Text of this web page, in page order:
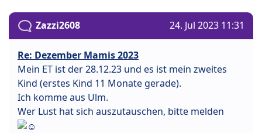
Zazzi2608 24. Jul 2023 11:31
Re: Dezember Mamis 2023
Mein ET ist der 28.12.23 und es ist mein zweites
Kind (erstes Kind 11 Monate gerade).
Ich komme aus Ulm.
Wer Lust hat sich auszutauschen, bitte melden